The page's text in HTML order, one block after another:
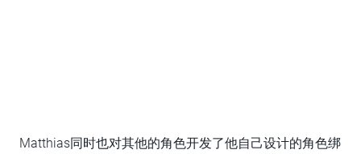
Matthias同时也对其他的角色开发了他自己设计的角色绑